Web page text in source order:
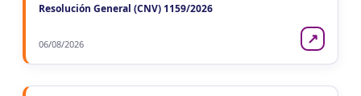
Resolución General (CNV) 1159/2026
06/08/2026 ↗